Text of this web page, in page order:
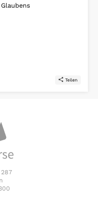
Teilen